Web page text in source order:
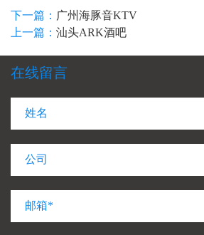
下一篇： 广州海豚音KTV
上一篇： 汕头ARK酒吧
在线留言